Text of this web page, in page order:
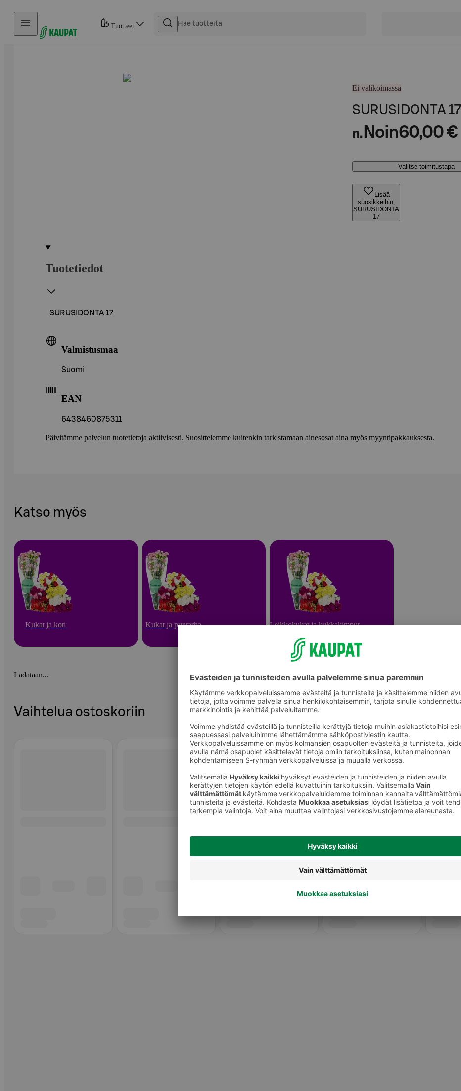
Hyppää sisältöön
Tuotteet
Ei valikoimassa
SURUSIDONTA 17
n. Noin60,00 €
Valitse toimitustapa
Lisää
suosikkeihin,
SURUSIDONTA
17
Tuotetiedot
SURUSIDONTA 17
Valmistusmaa
Suomi
EAN
6438460875311
Päivitämme palvelun tuotetietoja aktiivisesti. Suosittelemme kuitenkin tarkistamaan ainesosat aina myös myyntipakkauksesta.
Katso myös
Kukat ja koti Kukat ja puutarha Leikkokukat ja kukkakimput
Ladataan...
Vaihtelua ostoskoriin